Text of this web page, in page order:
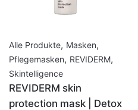
Alle Produkte, Masken,
Pflegemasken, REVIDERM,
Skintelligence
REVIDERM skin
protection mask | Detox